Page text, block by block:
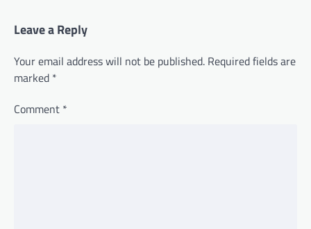
Leave a Reply
Your email address will not be published. Required fields are
marked *
Comment *